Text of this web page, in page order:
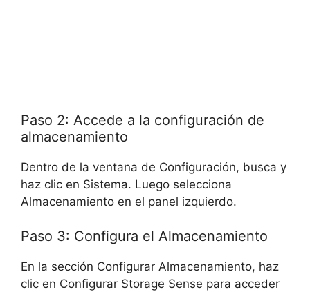
Paso 2: Accede a la configuración de
almacenamiento
Dentro de la ventana de Configuración, busca y
haz clic en Sistema. Luego selecciona
Almacenamiento en el panel izquierdo.
Paso 3: Configura el Almacenamiento
En la sección Configurar Almacenamiento, haz
clic en Configurar Storage Sense para acceder